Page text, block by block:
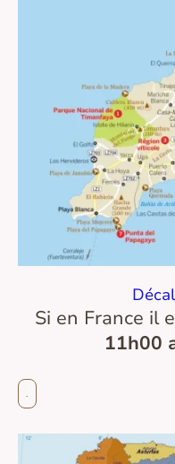
Si en France il
11h00
.